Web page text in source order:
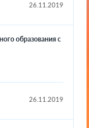
26.11.2019
образования с
26.11.2019